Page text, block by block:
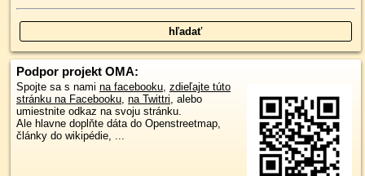
Podpor projekt OMA:
Spojte sa s nami na facebooku, zdieľajte túto
stránku na Facebooku, na Twittri, alebo
umiestnite odkaz na svoju stránku.
Ale hlavne doplňte dáta do Openstreetmap,
články do wikipédie, ...